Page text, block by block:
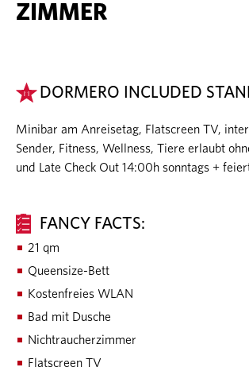
ZIMMER
DORMERO INCLUDED
Minibar am Anreisetag, Flatscreen TV,
Sender, Fitness, Wellness, Tiere erlaubt
und Late Check Out 14:00h sonntags +
FANCY FACTS:
21 qm
Queensize-Bett
Kostenfreies WLAN
Bad mit Dusche
Nichtraucherzimmer
Flatscreen TV